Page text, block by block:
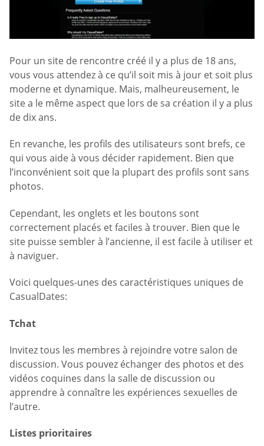
Pour un site de rencontre créé il y a plus de 18 ans,
vous vous attendez à ce qu’il soit mis à jour et soit plus
moderne et dynamique. Mais, malheureusement, le
site a le même aspect que lors de sa création il y a plus
de dix ans.
En revanche, les profils des utilisateurs sont brefs, ce
qui vous aide à vous décider rapidement. Bien que
l’inconvénient soit que la plupart des profils sont sans
photos.
Cependant, les onglets et les boutons sont
correctement placés et faciles à trouver. Bien que le
site puisse sembler à l’ancienne, il est facile à utiliser et
à naviguer.
Voici quelques-unes des caractéristiques uniques de
CasualDates:
Tchat
Invitez tous les membres à rejoindre votre salon de
discussion. Vous pouvez échanger des photos et des
vidéos coquines dans la salle de discussion ou
apprendre à connaître les expériences sexuelles de
l’autre.
Listes prioritaires